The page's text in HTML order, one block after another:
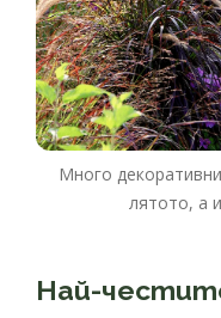
Много
лятото, а
Най-